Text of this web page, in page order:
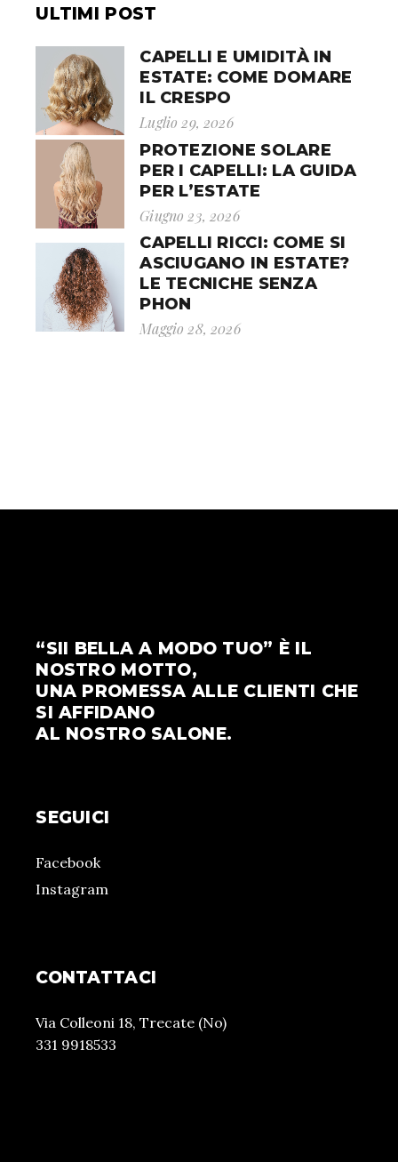
ULTIMI POST
CAPELLI E UMIDITÀ IN
ESTATE: COME DOMARE
IL CRESPO
Luglio 29, 2026
PROTEZIONE SOLARE
PER I CAPELLI: LA GUIDA
PER L’ESTATE
Giugno 23, 2026
CAPELLI RICCI: COME SI
ASCIUGANO IN ESTATE?
LE TECNICHE SENZA
PHON
Maggio 28, 2026
“SII BELLA A MODO TUO” È IL
NOSTRO MOTTO,
UNA PROMESSA ALLE CLIENTI CHE
SI AFFIDANO
AL NOSTRO SALONE.
SEGUICI
Facebook
Instagram
CONTATTACI
Via Colleoni 18, Trecate (No)
331 9918533